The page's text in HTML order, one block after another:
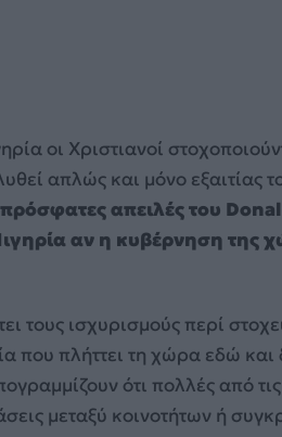
οι Χριστιανοί
απλώς και μόνο εξαιτίας
απειλές του
αν η κυβέρνηση της
τους ισχυρισμούς περί
που πλήττει τη χώρα εδώ και
ότι πολλές από
μεταξύ κοινοτήτων ή